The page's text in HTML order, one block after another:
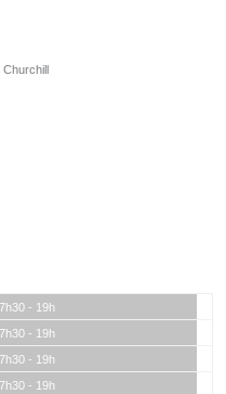
7h30 - 19h
7h30 - 19h
7h30 - 19h
7h30 - 19h